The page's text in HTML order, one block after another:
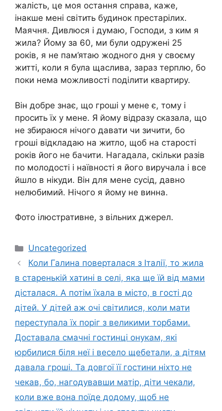
жалість, це моя остання справа, каже,
інакше мені світить будинок престарілих.
Маячня. Дивлюся і думаю, Господи, з ким я
жила? Йому за 60, ми були одружені 25
років, я не пам’ятаю жодного дня у своєму
житті, коли я була щаслива, зараз терплю, бо
поки нема можливості поділити квартиру.
Він добре знає, що гроші у мене є, тому і
просить їх у мене. Я йому відразу сказала, що
не збираюся нічого давати чи зичити, бо
гроші відкладаю на житло, щоб на старості
років його не бачити. Нагадала, скільки разів
по молодості і наївності я його виручала і все
йшло в нікуди. Він для мене сусід, давно
нелюбимий. Нічого я йому не винна.
Фото ілюстративне, з вільних джерел.
Категорії
Uncategorized
Коли Галина поверталася з Італії, то жила
в старенькій хатині в селі, яка ще їй від мами
дісталася. А потім їхала в місто, в гості до
дітей. У дітей аж очі світилися, коли мати
переступала їх поріг з великими торбами.
Доставала смачні гостинці онукам, які
юрбилися біля неї і весело щебетали, а дітям
давала гроші. Та довгої її гостини ніхто не
чекав, бо, нагодувавши матір, діти чекали,
коли вже вона поїде додому, щоб не